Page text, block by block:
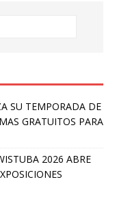
SU TEMPORADA DE
GRATUITOS PARA
2026 ABRE